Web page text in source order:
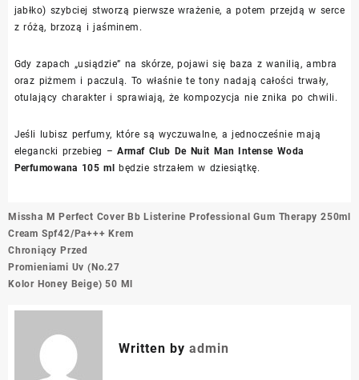
jabłko) szybciej stworzą pierwsze wrażenie, a potem przejdą w serce
z różą, brzozą i jaśminem.
Gdy zapach „usiądzie” na skórze, pojawi się baza z wanilią, ambra
oraz piżmem i paczulą. To właśnie te tony nadają całości trwały,
otulający charakter i sprawiają, że kompozycja nie znika po chwili.
Jeśli lubisz perfumy, które są wyczuwalne, a jednocześnie mają
elegancki przebieg –Armaf Club De Nuit Man Intense Woda
Perfumowana 105 ml będzie strzałem w dziesiątkę.
Nawigacja
wpisu
Missha M Perfect Cover Bb
Cream Spf42/Pa+++ Krem
Chroniący Przed
Promieniami Uv (No.27
Kolor Honey Beige) 50 Ml
Listerine Professional Gum Therapy 250ml
Written by admin